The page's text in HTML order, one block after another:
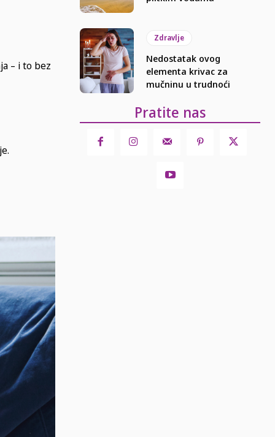
– i to bez
Zdravlje
Nedostatak ovog
elementa krivac za
mučninu u trudnoći
Pratite nas